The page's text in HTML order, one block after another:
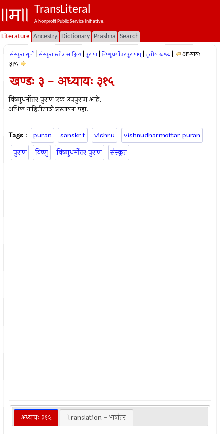
TransLiteral
A Nonprofit Public Service Initiative.
Literature Ancestry Dictionary Prashna Search
संस्कृत सूची संस्कृत स्तोत्र साहित्य पुराण विष्णुधर्मोत्तरपुराणम् तृतीय खण्डः
अध्यायः
३१५
खण्डः ३ - अध्यायः ३१५
विष्णुधर्मोत्तर पुराण एक उपपुराण आहे.
अधिक माहितीसाठी प्रस्तावना पहा.
Tags : puran sanskrit vishnu
vishnudharmottar puran
पुराण
विष्णु विष्णुधर्मोत्तर पुराण संस्कृत
अध्यायः ३१५ Translation - भाषांतर